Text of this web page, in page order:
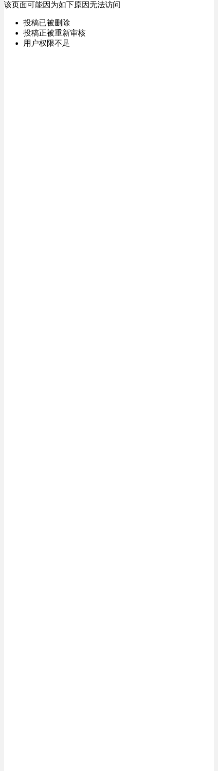
该页面可能因为如下原因无法访问
投稿已被删除
投稿正被重新审核
用户权限不足